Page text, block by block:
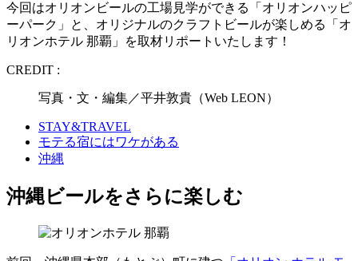
今回はオリオンビールの工場見学ができる「オリオンハッピ
ーパーク」と、オリジナルのクラフトビールが楽しめる「オ
リオンホテル 那覇」を取材リポートいたします！
CREDIT :
写真・文・編集／平井敦貴（Web LEON）
STAY&TRAVEL
モテる宿にはワケがある
沖縄
沖縄ビールをさらに楽しむ